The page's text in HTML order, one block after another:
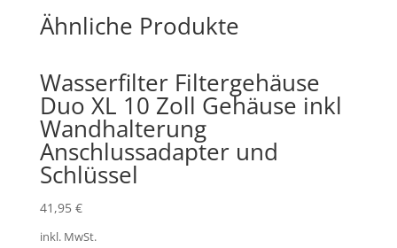
Ähnliche Produkte
Wasserfilter Filtergehäuse
Duo XL 10 Zoll Gehäuse inkl
Wandhalterung
Anschlussadapter und
Schlüssel
41,95 €
inkl. MwSt.